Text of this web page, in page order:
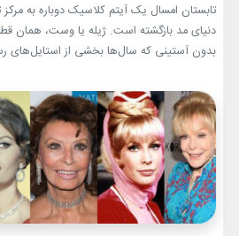
تابستان امسال یک آیتم کلاسیک دوباره به
دنیای مد بازگشته است. ژیله یا وست، همان
بدون آستینی که سال‌ها بخشی از استایل‌های
روزمره شده است. استایل تابستانی با ژیله زنانه
یکی از ترندهای محبوب فصل تبدیل شده؛
ظاهری شیک...